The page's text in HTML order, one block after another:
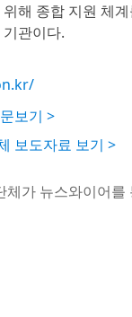
해 종합 지원 체
관이다.
보기 >
보도자료 보기 >
체가 뉴스와이어